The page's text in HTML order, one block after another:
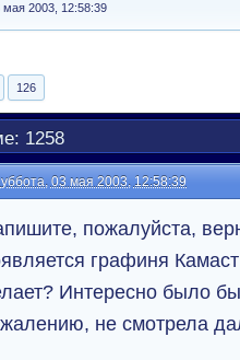
мая 2003, 12:58:39
126
1258
03 мая 2003, 12:58:39
пожалуйста,
графиня
Интересно было
не смотрела